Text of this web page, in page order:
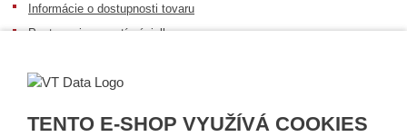
TENTO E-SHOP VYUŽÍVÁ COOKIES
Informácie o dostupnosti tovaru
Postup pri prevzatí zásielky
Sledovanie zásielok